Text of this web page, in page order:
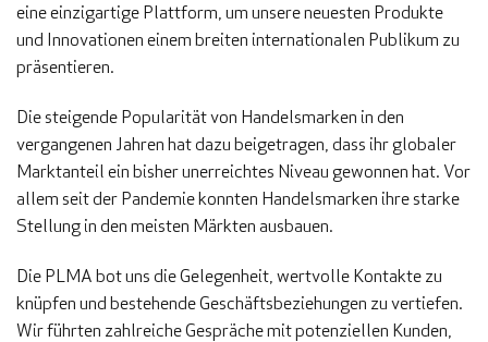
eine einzigartige Plattform, um unsere neuesten Produkte
und Innovationen einem breiten internationalen Publikum zu
präsentieren.
Die steigende Popularität von Handelsmarken in den
vergangenen Jahren hat dazu beigetragen, dass ihr globaler
Marktanteil ein bisher unerreichtes Niveau gewonnen hat. Vor
allem seit der Pandemie konnten Handelsmarken ihre starke
Stellung in den meisten Märkten ausbauen.
Die PLMA bot uns die Gelegenheit, wertvolle Kontakte zu
knüpfen und bestehende Geschäftsbeziehungen zu vertiefen.
Wir führten zahlreiche Gespräche mit potenziellen Kunden,